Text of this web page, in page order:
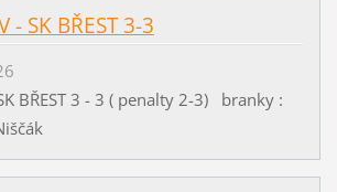
- SK BŘEST 3-3
BŘEST 3 - 3 ( penalty 2-3) branky :